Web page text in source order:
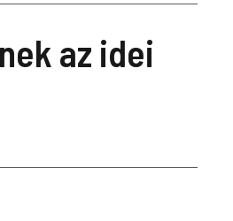
az idei